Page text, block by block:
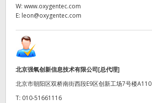
Netherlands
Poland
Portugal
W: www.oxygentec.com
E: leon@oxygentec.com
北京强氧创新信息技术有限公司[总代理]
北京市朝阳区双桥南街西段E9区创新工场7号楼A110
T: 010-51661116